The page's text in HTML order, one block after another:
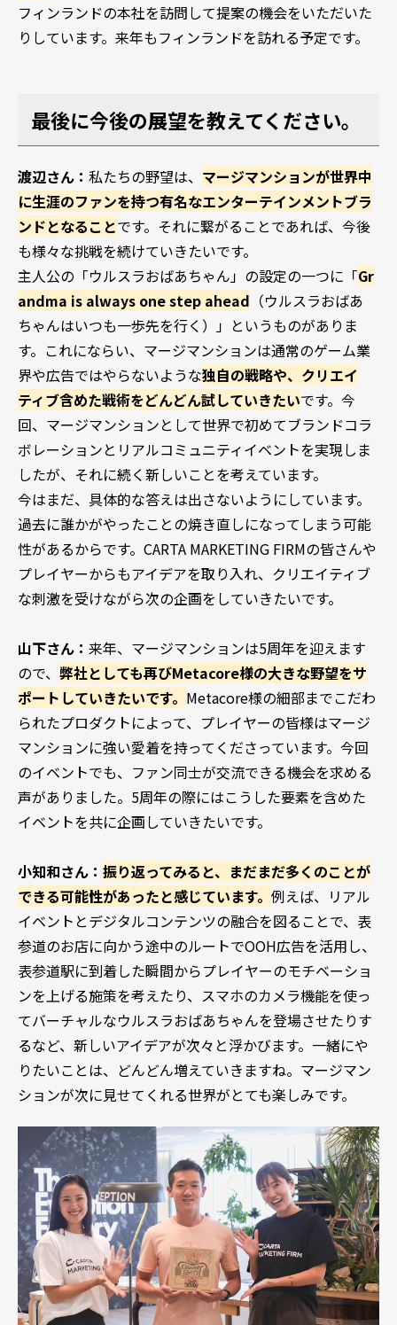
フィンランドの本社を訪問して提案の機会をいただいた
りしています。来年もフィンランドを訪れる予定です。
最後に今後の展望を教えてください。
渡辺さん： 私たちの野望は、 マージマンションが世界中
に生涯のファンを持つ有名なエンターテインメントブラ
ンドとなることです。それに繋がることであれば、今後
も様々な挑戦を続けていきたいです。
主人公の「ウルスラおばあちゃん」の設定の一つに「Gr
andma is always one step ahead （ウルスラおばあ
ちゃんはいつも一歩先を行く）」というものがありま
す。これにならい、マージマンションは通常のゲーム業
界や広告ではやらないような独自の戦略や、クリエイ
ティブ含めた戦術をどんどん試していきたいです。今
回、マージマンションとして世界で初めてブランドコラ
ボレーションとリアルコミュニティイベントを実現しま
したが、それに続く新しいことを考えています。
今はまだ、具体的な答えは出さないようにしています。
過去に誰かがやったことの焼き直しになってしまう可能
性があるからです。CARTA MARKETING FIRMの皆さんや
プレイヤーからもアイデアを取り入れ、クリエイティブ
な刺激を受けながら次の企画をしていきたいです。
山下さん： 来年、マージマンションは5周年を迎えます
ので、 弊社としても再びMetacore様の大きな野望をサ
ポートしていきたいです。 Metacore様の細部までこだわ
られたプロダクトによって、プレイヤーの皆様はマージ
マンションに強い愛着を持ってくださっています。今回
のイベントでも、ファン同士が交流できる機会を求める
声がありました。5周年の際にはこうした要素を含めた
イベントを共に企画していきたいです。
小知和さん： 振り返ってみると、まだまだ多くのことが
できる可能性があったと感じています。 例えば、リアル
イベントとデジタルコンテンツの融合を図ることで、表
参道のお店に向かう途中のルートでOOH広告を活用し、
表参道駅に到着した瞬間からプレイヤーのモチベーショ
ンを上げる施策を考えたり、スマホのカメラ機能を使っ
てバーチャルなウルスラおばあちゃんを登場させたりす
るなど、新しいアイデアが次々と浮かびます。一緒にや
りたいことは、どんどん増えていきますね。マージマン
ションが次に見せてくれる世界がとても楽しみです。